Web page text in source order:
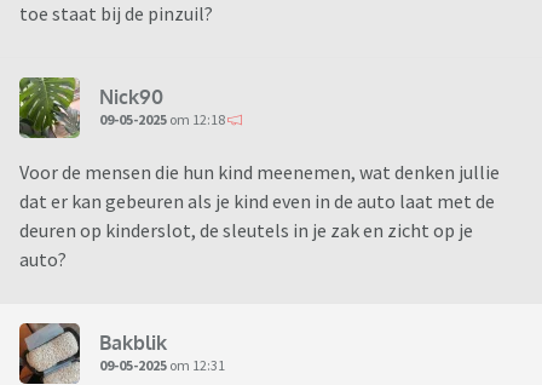
toe staat bij de pinzuil?
Nick90
09-05-2025 om 12:18
Voor de mensen die hun kind meenemen, wat denken jullie
dat er kan gebeuren als je kind even in de auto laat met de
deuren op kinderslot, de sleutels in je zak en zicht op je
auto?
Bakblik
09-05-2025 om 12:31